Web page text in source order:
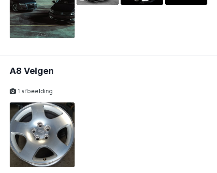
A8 Velgen
1 afbeelding